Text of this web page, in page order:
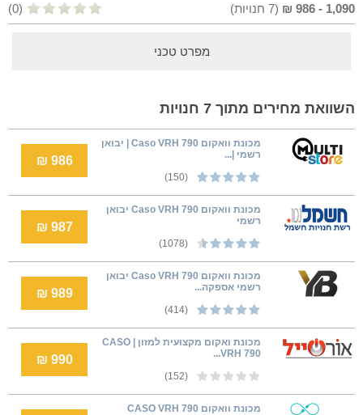
1,090
-
986
₪
(
7 חנויות) (0)
מפרט טכני
השוואת מחירים מתוך 7 חנויות
‏מכונת וואקום Caso VRH 790 | יבואן
רשמי |...
(150)
986 ₪
‏מכונת וואקום Caso VRH 790 יבואן
רשמי
(1078)
987 ₪
‏מכונת וואקום Caso VRH 790 יבואן
רשמי אספקה...
(414)
989 ₪
מכונת ואקום מקצועית למזון | CASO
VRH 790...
(152)
990 ₪
‏מכונת וואקום CASO VRH 790